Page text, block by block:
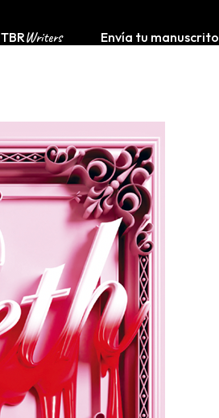
TBRWriters Envía tu manuscrito